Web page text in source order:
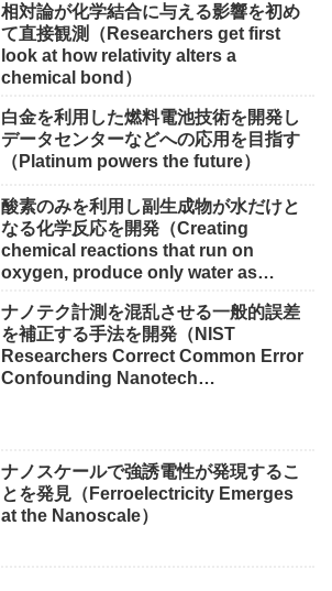
相対論が化学結合に与える影響を初め
て直接観測（Researchers get first
look at how relativity alters a
chemical bond）
白金を利用した燃料電池技術を開発し
データセンターなどへの応用を目指す
（Platinum powers the future）
酸素のみを利用し副生成物が水だけと
なる化学反応を開発（Creating
chemical reactions that run on
oxygen, produce only water as
ナノテク計測を混乱させる一般的誤差
を補正する手法を開発（NIST
Researchers Correct Common Error
Confounding Nanotech
ナノスケールで強誘電性が発現するこ
とを発見（Ferroelectricity Emerges
at the Nanoscale）